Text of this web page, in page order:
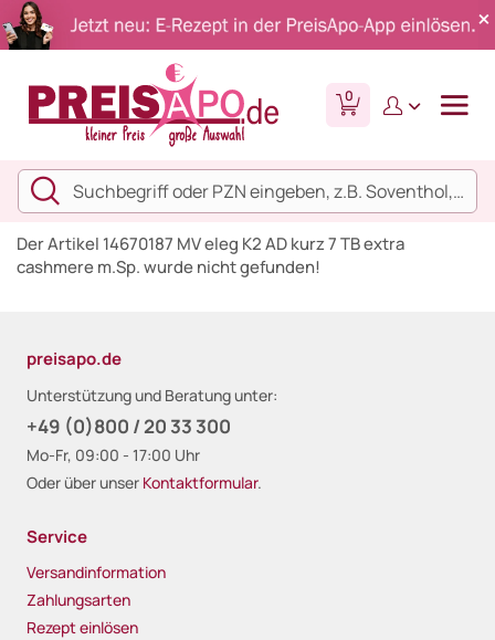
0
Der Artikel 14670187 MV eleg K2 AD kurz 7 TB extra
cashmere m.Sp. wurde nicht gefunden!
preisapo.de
Unterstützung und Beratung unter:
+49 (0)800 / 20 33 300
Mo-Fr, 09:00 - 17:00 Uhr
Oder über unser Kontaktformular.
Service
Versandinformation
Zahlungsarten
Rezept einlösen